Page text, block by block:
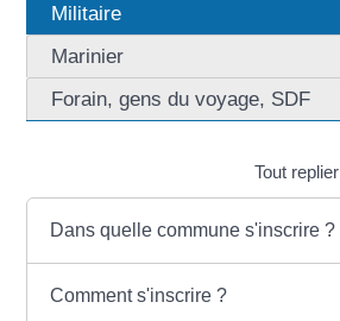
Militaire
Marinier
Forain, gens du voyage, SDF
Tout replier
Dans quelle commune s'inscrire ?
Comment s'inscrire ?